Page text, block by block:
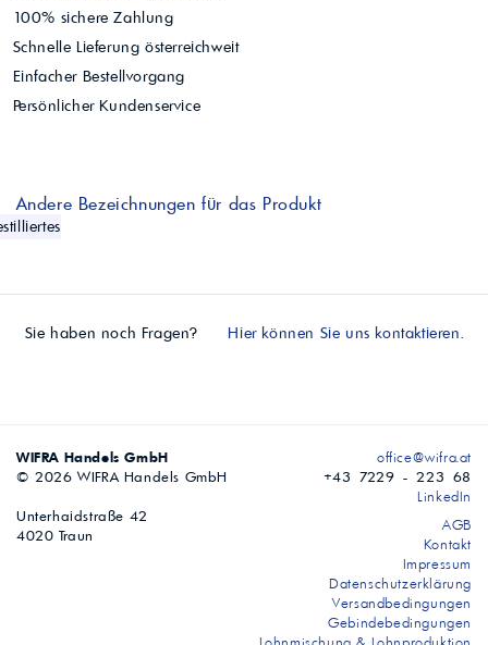
100% sichere Zahlung
Schnelle Lieferung österreichweit
Einfacher Bestellvorgang
Persönlicher Kundenservice
Andere Bezeichnungen für das Produkt
Sie haben noch Fragen? Hier können Sie uns kontaktieren.
WIFRA Handels GmbH
© 2026 WIFRA Handels GmbH
Unterhaidstraße 42
4020 Traun
office@wifra.at
+43 7229 - 223 68
LinkedIn
AGB
Kontakt
Impressum
Datenschutzerklärung
Versandbedingungen
Gebindebedingungen